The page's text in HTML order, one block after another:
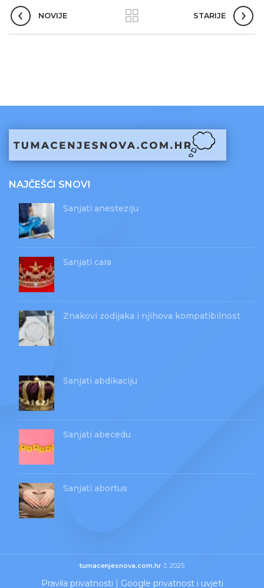
NOVIJE STARIJE
NAJČEŠĆI SNOVI
Sanjati anesteziju
Sanjati cara
Znakovi zodijaka i njihova kompatibilnost
Sanjati abdikaciju
Sanjati abecedu
Sanjati abortus
tumacenjesnova.com.hr 2025
Pravila privatnosti | Google privatnost i uvjeti